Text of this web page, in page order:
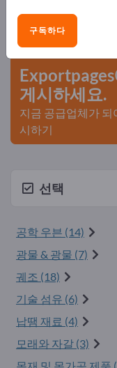
수요 – 공급 – 중고
게시하세요.
지금 공급업체가 되
시하기
선택
공학 우븐 (14)
광물 & 광물 (7)
궤조 (18)
기술 섬유 (6)
납땜 재료 (4)
모래와 자갈 (3)
구독하다